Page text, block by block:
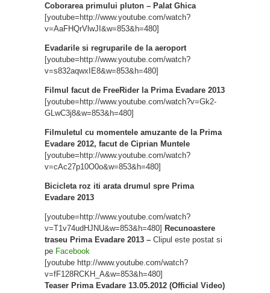
Coborarea primului pluton – Palat Ghica
[youtube=http://www.youtube.com/watch?
v=AaFHQrVlwJI&w=853&h=480]
Evadarile si regruparile de la aeroport
[youtube=http://www.youtube.com/watch?
v=s832aqwxIE8&w=853&h=480]
Filmul facut de FreeRider la Prima Evadare 2013
[youtube=http://www.youtube.com/watch?v=Gk2-
GLwC3j8&w=853&h=480]
Filmuletul cu momentele amuzante de la Prima
Evadare 2012, facut de Ciprian Muntele
[youtube=http://www.youtube.com/watch?
v=cAc27p10O0o&w=853&h=480]
Bicicleta roz iti arata drumul spre Prima
Evadare 2013
[youtube=http://www.youtube.com/watch?
v=T1v74udHJNU&w=853&h=480] Recunoastere
traseu Prima Evadare 2013 – Clipul este postat si
pe Facebook
[youtube http://www.youtube.com/watch?
v=fF128RCKH_A&w=853&h=480]
Teaser Prima Evadare 13.05.2012 (Official Video)